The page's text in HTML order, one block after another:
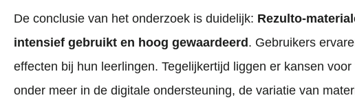
De conclusie van het onderzoek is duidelijk: Rezulto-
intensief gebruikt en hoog gewaardeerd. Gebruikers
effecten bij hun leerlingen. Tegelijkertijd liggen er kansen
onder meer in de digitale ondersteuning, de variatie van